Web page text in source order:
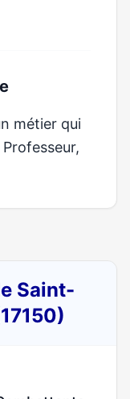
métier qui
Saint-